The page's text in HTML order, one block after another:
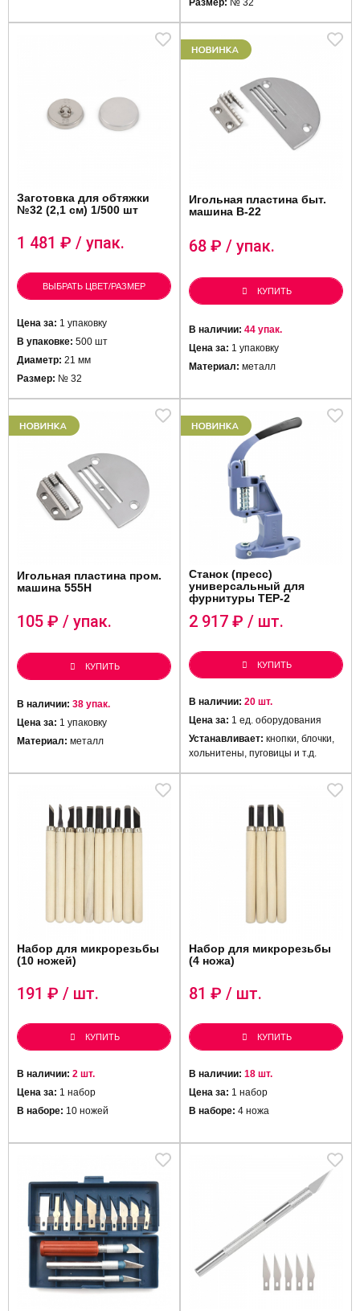
Размер: № 32
Заготовка для обтяжки
№32 (2,1 см) 1/500 шт
1 481 ₽ / упак.
ВЫБРАТЬ ЦВЕТ/РАЗМЕР
Цена за: 1 упаковку
В упаковке: 500 шт
Диаметр: 21 мм
Размер: № 32
Игольная пластина быт.
машина B-22
68 ₽ / упак.
КУПИТЬ
В наличии: 44 упак.
Цена за: 1 упаковку
Материал: металл
Игольная пластина пром.
машина 555H
105 ₽ / упак.
КУПИТЬ
В наличии: 38 упак.
Цена за: 1 упаковку
Материал: металл
Станок (пресс)
универсальный для
фурнитуры ТЕР-2
2 917 ₽ / шт.
КУПИТЬ
В наличии: 20 шт.
Цена за: 1 ед. оборудования
Устанавливает: кнопки, блочки,
хольнитены, пуговицы и т.д.
Набор для микрорезьбы
(10 ножей)
191 ₽ / шт.
КУПИТЬ
В наличии: 2 шт.
Цена за: 1 набор
В наборе: 10 ножей
Набор для микрорезьбы
(4 ножа)
81 ₽ / шт.
КУПИТЬ
В наличии: 18 шт.
Цена за: 1 набор
В наборе: 4 ножа